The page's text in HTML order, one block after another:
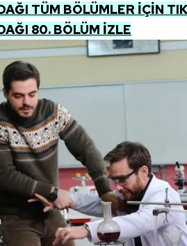
TÜM BÖLÜMLER İÇİN
80. BÖLÜM İZLE